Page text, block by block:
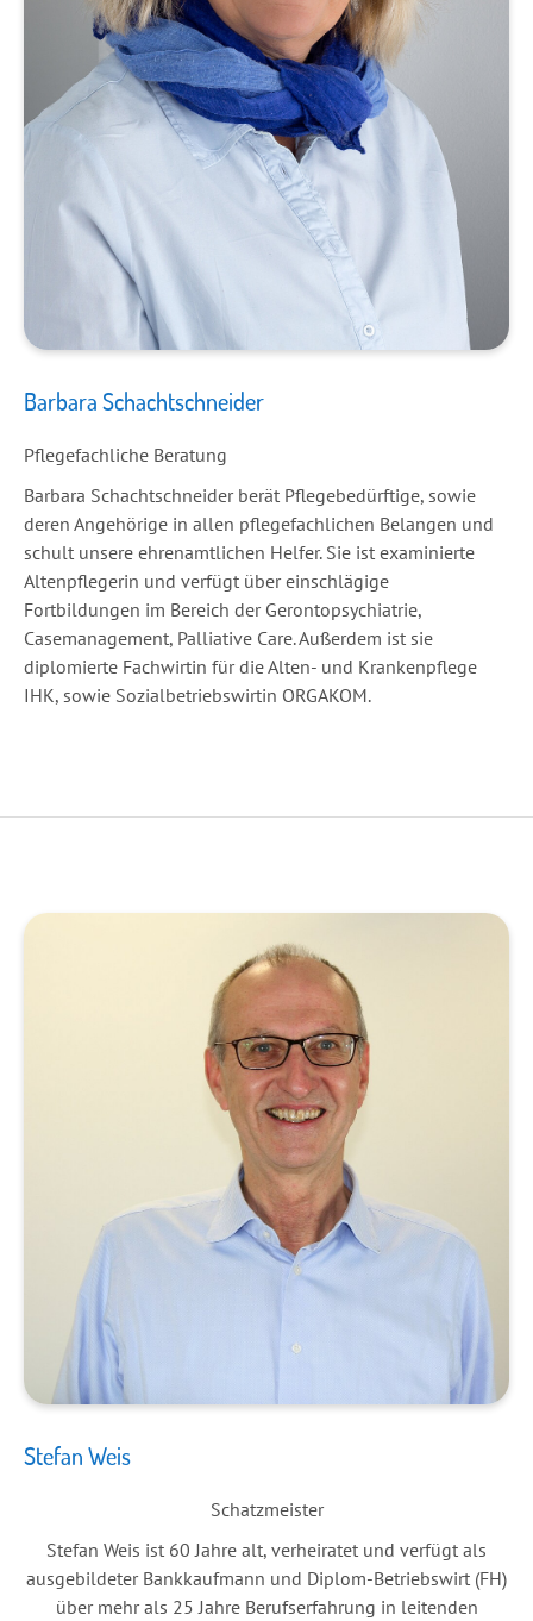
Barbara Schachtschneider
Pflegefachliche Beratung
Barbara Schachtschneider berät Pflegebedürftige, sowie
deren Angehörige in allen pflegefachlichen Belangen und
schult unsere ehrenamtlichen Helfer. Sie ist examinierte
Altenpflegerin und verfügt über einschlägige
Fortbildungen im Bereich der Gerontopsychiatrie,
Casemanagement, Palliative Care. Außerdem ist sie
diplomierte Fachwirtin für die Alten- und Krankenpflege
IHK, sowie Sozialbetriebswirtin ORGAKOM.
Stefan Weis
Schatzmeister
Stefan Weis ist 60 Jahre alt, verheiratet und verfügt als
ausgebildeter Bankkaufmann und Diplom-Betriebswirt (FH)
über mehr als 25 Jahre Berufserfahrung in leitenden